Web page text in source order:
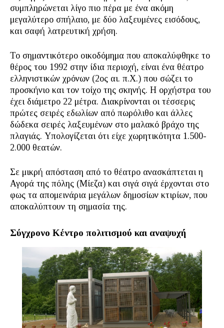
συμπληρώνεται λίγο πιο πέρα με ένα ακόμη
μεγαλύτερο σπήλαιο, με δύο λαξευμένες εισόδους,
και σαφή λατρευτική χρήση.
Το σημαντικότερο οικοδόμημα που αποκαλύφθηκε το
θέρος του 1992 στην ίδια περιοχή, είναι ένα θέατρο
ελληνιστικών χρόνων (2ος αι. π.Χ.) που σώζει το
προσκήνιο και τον τοίχο της σκηνής. Η ορχήστρα του
έχει διάμετρο 22 μέτρα. Διακρίνονται οι τέσσερις
πρώτες σειρές εδωλίων από πωρόλιθο και άλλες
δώδεκα σειρές λαξευμένων στο μαλακό βράχο της
πλαγιάς. Υπολογίζεται ότι είχε χωρητικότητα 1.500-
2.000 θεατών.
Σε μικρή απόσταση από το θέατρο ανασκάπτεται η
Αγορά της πόλης (Μίεζα) και σιγά σιγά έρχονται στο
φως τα απομεινάρια μεγάλων δημοσίων κτιρίων, που
αποκαλύπτουν τη σημασία της.
Σύγχρονο Κέντρο πολιτισμού και αναψυχή